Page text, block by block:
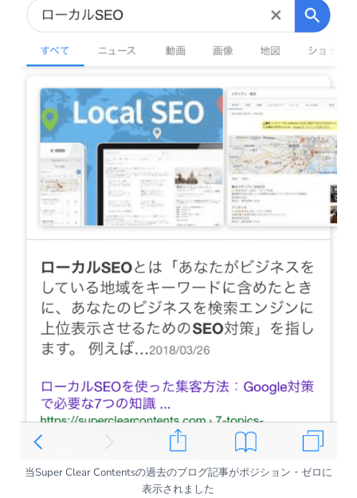
当Super Clear Contentsの過去のブログ記事がポジション・ゼロに
表示されました